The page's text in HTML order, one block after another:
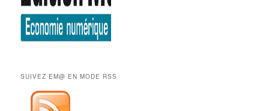
SUIVEZ EM@ EN MODE RSS